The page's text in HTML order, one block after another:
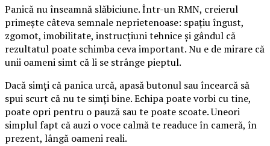
Panică nu înseamnă slăbiciune. Într-un RMN, creierul
primește câteva semnale neprietenoase: spațiu îngust,
zgomot, imobilitate, instrucțiuni tehnice și gândul că
rezultatul poate schimba ceva important. Nu e de mirare că
unii oameni simt că li se strânge pieptul.
Dacă simți că panica urcă, apasă butonul sau încearcă să
spui scurt că nu te simți bine. Echipa poate vorbi cu tine,
poate opri pentru o pauză sau te poate scoate. Uneori
simplul fapt că auzi o voce calmă te readuce în cameră, în
prezent, lângă oameni reali.